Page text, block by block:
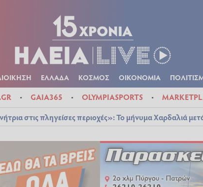
ΕΛΛΑΔΑ ΚΟΣΜΟΣ ΟΙΚΟΝΟΜΙΑ
GAIA365 OLYMPIASPORTS
στις πληγείσες περιοχές»: Το μήνυμα Χαρδαλιά